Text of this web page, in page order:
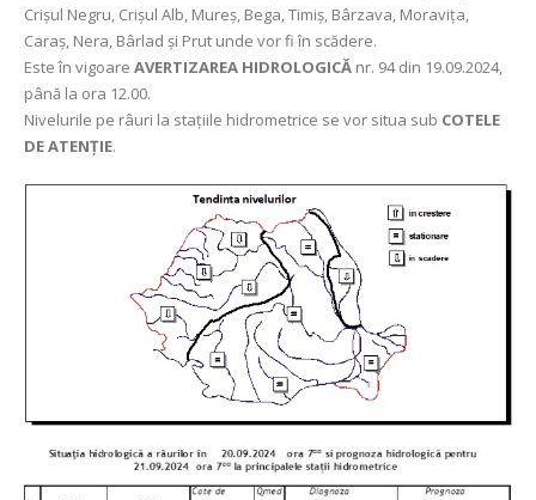
Crișul Negru, Crișul Alb, Mureș, Bega, Timiș, Bârzava, Moravița,
Caraș, Nera, Bârlad și Prut unde vor fi în scădere.
Este în vigoare AVERTIZAREA HIDROLOGICĂ nr. 94 din 19.09.2024,
până la ora 12.00.
Nivelurile pe râuri la stațiile hidrometrice se vor situa sub COTELE
DE ATENȚIE.